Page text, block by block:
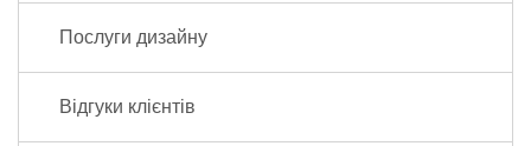
Послуги дизайну
Відгуки клієнтів